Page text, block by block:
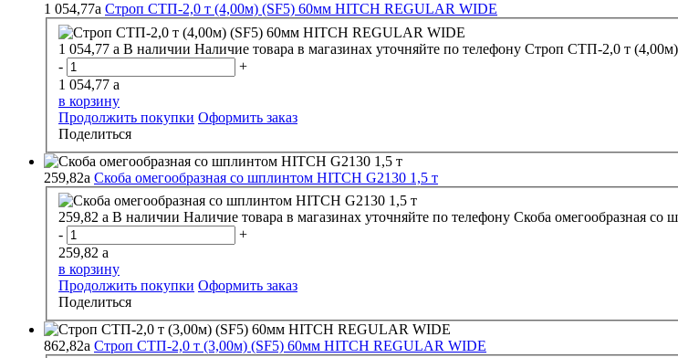
1 054,77a Строп СТП-2,0 т (4,00м) (SF5) 60мм HITCH REGULAR WIDE
1 054,77 a В наличии Наличие товара в магазинах уточняйте по телефону Строп СТП-2,0 т
-
+
1 054,77 a
в корзину
Продолжить покупки Оформить заказ
Поделиться
259,82a Скоба омегообразная со шплинтом HITCH G2130 1,5 т
259,82 a В наличии Наличие товара в магазинах уточняйте по телефону Скоба омегообразная со
-
+
259,82 a
в корзину
Продолжить покупки Оформить заказ
Поделиться
862,82a Строп СТП-2,0 т (3,00м) (SF5) 60мм HITCH REGULAR WIDE